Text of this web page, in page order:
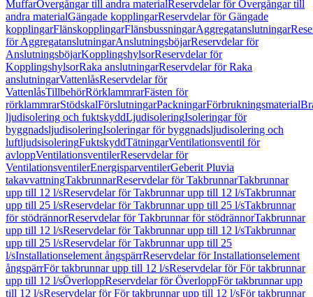
MuffarÖvergångar till andra materialReservdelar för Övergångar till
andra materialGängade kopplingarReservdelar för Gängade
kopplingarFlänskopplingarFlänsbussningarAggregatanslutningar
för AggregatanslutningarAnslutningsböjarReservdelar för
AnslutningsböjarKopplingshylsorReservdelar för
KopplingshylsorRaka anslutningarReservdelar för Raka
anslutningarVattenlåsReservdelar för
VattenlåsTillbehörRörklammrarFästen för
rörklammrarStödskalFörslutningarPackningarFörbrukningsmaterial
ljudisolering och fuktskyddLjudisoleringIsoleringar för
byggnadsljudisoleringIsoleringar för byggnadsljudisolering och
luftljudsisoleringFuktskyddTätningarVentilationsventil för
avloppVentilationsventilerReservdelar för
VentilationsventilerEnergisparventilerGeberit Pluvia
takavvattningTakbrunnarReservdelar för TakbrunnarTakbrunnar
upp till 12 l/sReservdelar för Takbrunnar upp till 12 l/sTakbrunnar
upp till 25 l/sReservdelar för Takbrunnar upp till 25 l/sTakbrunnar
för stödrännorReservdelar för Takbrunnar för stödrännorTakbrunnar
upp till 12 l/sReservdelar för Takbrunnar upp till 12 l/sTakbrunnar
upp till 25 l/sReservdelar för Takbrunnar upp till 25
l/sInstallationselement ångspärrReservdelar för Installationselement
ångspärrFör takbrunnar upp till 12 l/sReservdelar för För takbrunnar
upp till 12 l/sÖverloppReservdelar för ÖverloppFör takbrunnar upp
till 12 l/sReservdelar för För takbrunnar upp till 12 l/sFör takbrunnar